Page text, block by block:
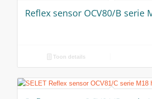
Reflex sensor OCV80/B serie
Toon details